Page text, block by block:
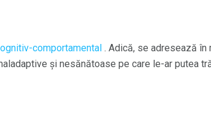
comportamental . Adică, se adresează în
și nesănătoase pe care le-ar putea